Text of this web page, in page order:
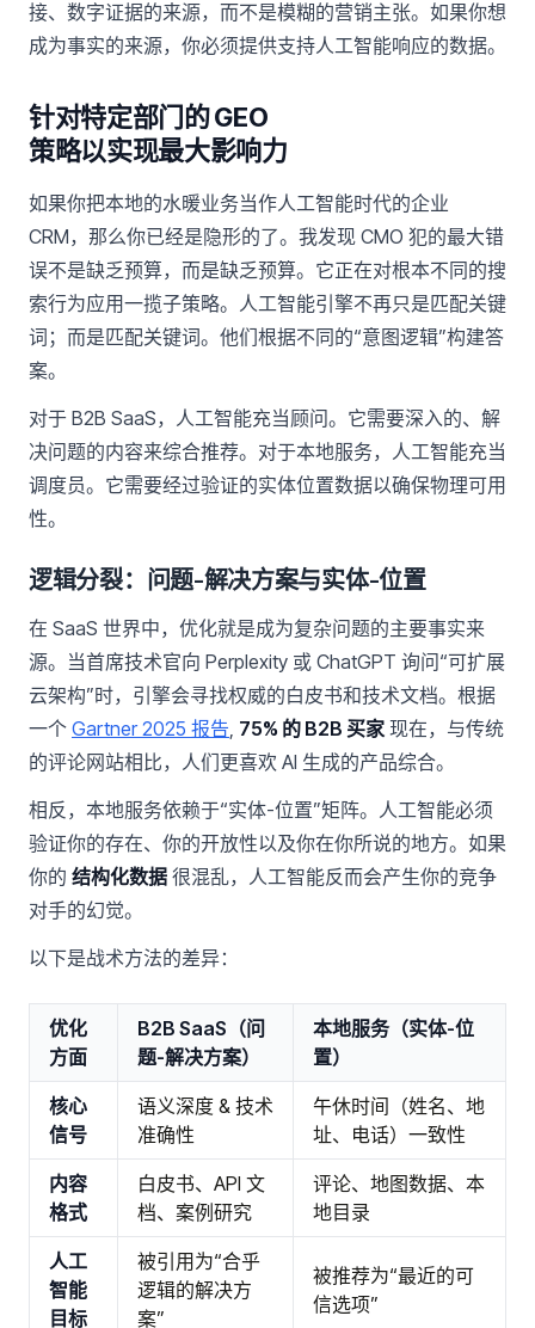
接、数字证据的来源，而不是模糊的营销主张。如果你想
成为事实的来源，你必须提供支持人工智能响应的数据。
针对特定部门的 GEO
策略以实现最大影响力
如果你把本地的水暖业务当作人工智能时代的企业
CRM，那么你已经是隐形的了。我发现 CMO 犯的最大错
误不是缺乏预算，而是缺乏预算。它正在对根本不同的搜
索行为应用一揽子策略。人工智能引擎不再只是匹配关键
词；而是匹配关键词。他们根据不同的“意图逻辑”构建答
案。
对于 B2B SaaS，人工智能充当顾问。它需要深入的、解
决问题的内容来综合推荐。对于本地服务，人工智能充当
调度员。它需要经过验证的实体位置数据以确保物理可用
性。
逻辑分裂：问题-解决方案与实体-位置
在 SaaS 世界中，优化就是成为复杂问题的主要事实来
源。当首席技术官向 Perplexity 或 ChatGPT 询问“可扩展
云架构”时，引擎会寻找权威的白皮书和技术文档。根据
一个 Gartner 2025 报告 75% 的 B2B 买家 现在，与传统
的评论网站相比，人们更喜欢 AI 生成的产品综合。
相反，本地服务依赖于“实体-位置”矩阵。人工智能必须
验证你的存在、你的开放性以及你在你所说的地方。如果
你的 结构化数据 很混乱，人工智能反而会产生你的竞争
对手的幻觉。
以下是战术方法的差异：
优化
方面
B2B SaaS（问
题-解决方案）
本地服务（实体-位
置）
核心
信号
语义深度 & 技术
准确性
午休时间（姓名、地
址、电话）一致性
内容
格式
白皮书、API 文
档、案例研究
评论、地图数据、本
地目录
人工
智能
目标
被引用为“合乎
逻辑的解决方
案”
被推荐为“最近的可
信选项”